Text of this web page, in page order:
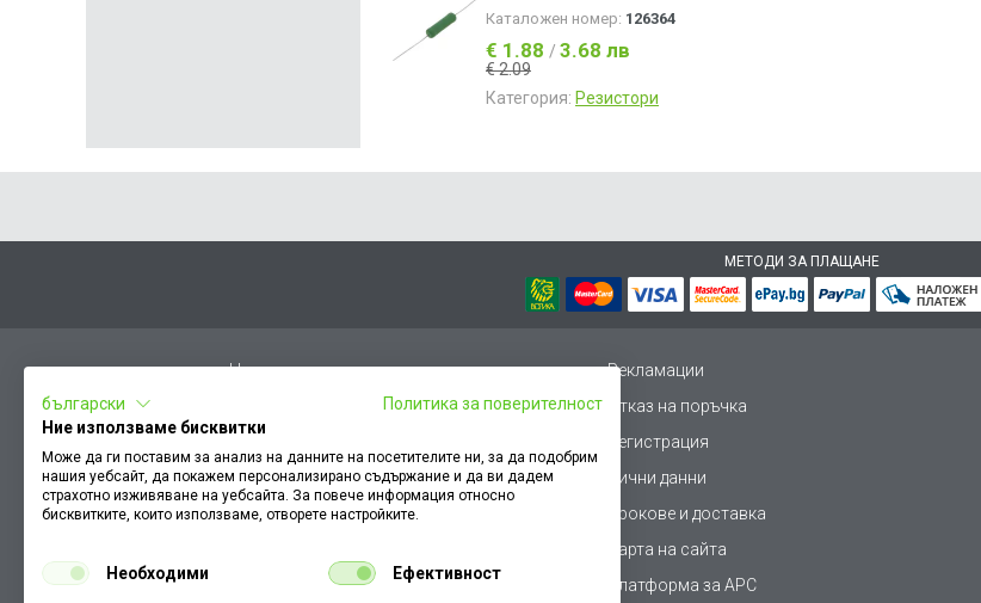
Каталожен номер: 126364
€ 1.88 / 3.68 лв
€ 2.09
Категория: Резистори
МЕТОДИ ЗА ПЛАЩАНЕ
Начало Рекламации
Отказ на поръчка
Регистрация
Оплакване / похвала
Лични данни
Условия за ползване
Срокове и доставка
Карта на сайта
Как да намеря документ към поръчка
Платформа за AРС
български
Политика за поверителност
Ние използваме бисквитки
Може да ги поставим за анализ на данните на посетителите ни, за да подобрим
нашия уебсайт, да покажем персонализирано съдържание и да ви дадем
страхотно изживяване на уебсайта. За повече информация относно
бисквитките, които използваме, отворете настройките.
Необходими Ефективност